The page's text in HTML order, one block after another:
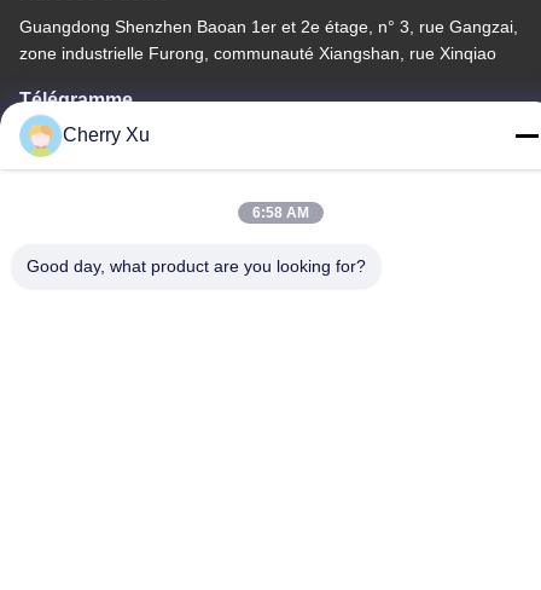
Guangdong Shenzhen Baoan 1er et 2e étage, n° 3, rue Gangzai,
zone industrielle Furong, communauté Xiangshan, rue Xinqiao
Télégramme
86-0755-27097532-8:30
Chine Bonne qualité Service d'usinage CNC sur mesure
Cherry Xu
6:58 AM
Good day, what product are you looking for?